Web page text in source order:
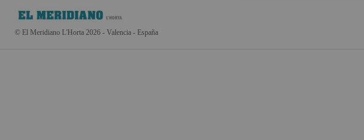
© El Meridiano L'Horta 2026 - Valencia - España